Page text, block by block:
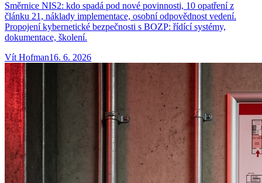
Směrnice NIS2: kdo spadá pod nové povinnosti, 10 opatření z
článku 21, náklady implementace, osobní odpovědnost vedení.
Propojení kybernetické bezpečnosti s BOZP: řídící systémy,
dokumentace, školení.
Vít Hofman16. 6. 2026